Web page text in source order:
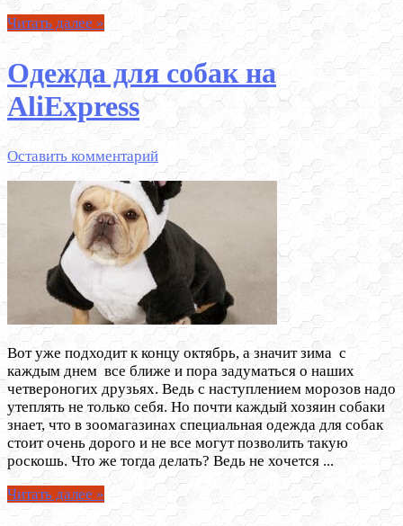
Читать далее »
Одежда для собак на
AliExpress
Оставить комментарий
Вот уже подходит к концу октябрь, а значит зима с
каждым днем все ближе и пора задуматься о наших
четвероногих друзьях. Ведь с наступлением морозов надо
утеплять не только себя. Но почти каждый хозяин собаки
знает, что в зоомагазинах специальная одежда для собак
стоит очень дорого и не все могут позволить такую
роскошь. Что же тогда делать? Ведь не хочется ...
Читать далее »